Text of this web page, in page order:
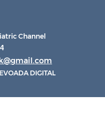
Channel
DIGITAL